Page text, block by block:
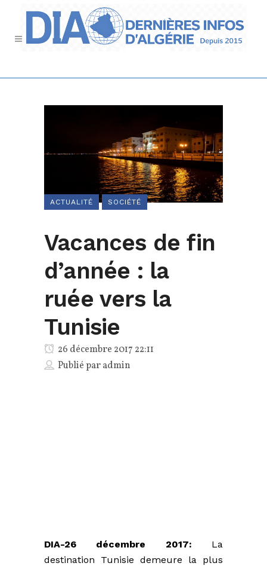
ACTUALITÉ SOCIÉTÉ
Vacances de fin
d’année : la
ruée vers la
Tunisie
26 décembre 2017 22:11
Publié paradmin
DIA-26 décembre 2017: La
destination Tunisie demeure la plus